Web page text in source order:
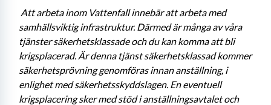
Att arbeta inom Vattenfall innebär att arbeta med
samhällsviktig infrastruktur. Därmed är många av våra
tjänster säkerhetsklassade och du kan komma att bli
krigsplacerad. Är denna tjänst säkerhetsklassad kommer
säkerhetsprövning genomföras innan anställning, i
enlighet med säkerhetsskyddslagen. En eventuell
krigsplacering sker med stöd i anställningsavtalet och